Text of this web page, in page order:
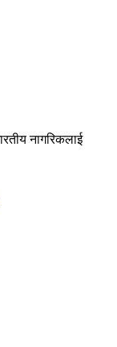
नागरिकलाई